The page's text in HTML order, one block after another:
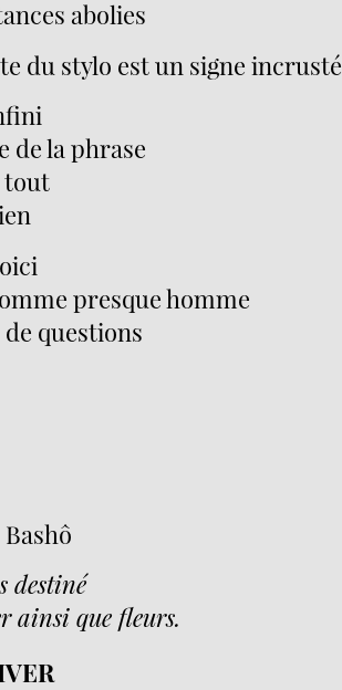
abolies
du stylo est un signe
de la phrase
tout
presque homme
questions
destiné
ainsi que fleurs.